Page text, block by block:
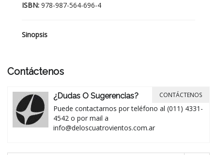
ISBN: 978-987-564-696-4
Sinopsis
Contáctenos
¿Dudas O Sugerencias?
Puede contactarnos por teléfono al (011) 4331-
4542 o por mail a
info@deloscuatrovientos.com.ar
CONTÁCTENOS